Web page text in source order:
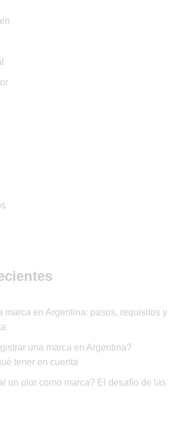
marca en Argentina: pasos, requisitos y
una marca en Argentina?
tener en cuenta
un olor como marca? El desafío de las